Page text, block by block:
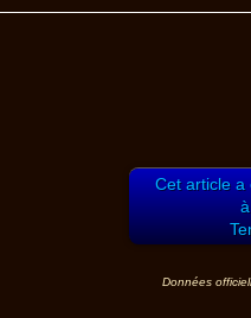
Cet article a
Données